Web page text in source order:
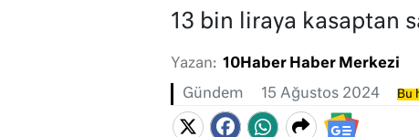
13 bin liraya kasaptan
Yazan: 10Haber Haber Merkezi
Gündem 15 Ağustos 2024 Bu